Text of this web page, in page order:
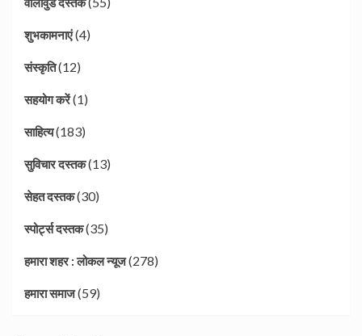
शुभकामनाएं(4)
संस्कृति(12)
सहयोग करें(1)
साहित्य(183)
सुविचार दस्तक(13)
सेहत दस्तक(30)
स्पोर्ट्स दस्तक(35)
हमारा शहर : लोकल न्यूज(278)
हमारा समाज(59)